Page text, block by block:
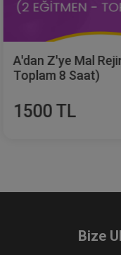
A'dan Z'ye Mal
Toplam 8 Saat)
1500 TL
Bize